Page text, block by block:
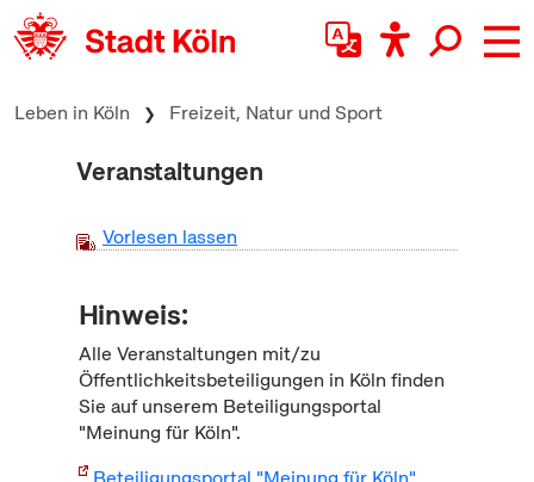
zum Inhalt springen
Leben in Köln Freizeit, Natur und Sport
Veranstaltungen
Vorlesen lassen
Hinweis:
Alle Veranstaltungen mit/zu
Öffentlichkeitsbeteiligungen in Köln finden
Sie auf unserem Beteiligungsportal
"Meinung für Köln".